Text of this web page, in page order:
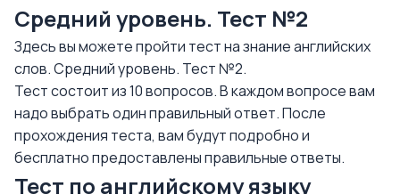
Средний уровень. Тест №2
Здесь вы можете пройти тест на знание английских
слов. Средний уровень. Тест №2.
Тест состоит из 10 вопросов. В каждом вопросе вам
надо выбрать один правильный ответ. После
прохождения теста, вам будут подробно и
бесплатно предоставлены правильные ответы.
Тест по английскому языку